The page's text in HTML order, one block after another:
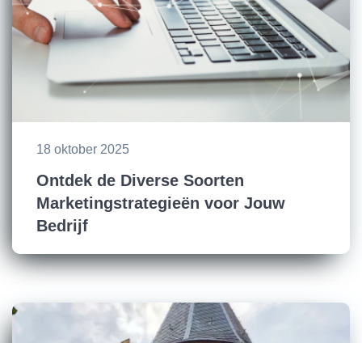
18 oktober 2025
Ontdek de Diverse Soorten
Marketingstrategieën voor Jouw
Bedrijf